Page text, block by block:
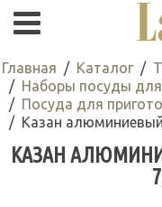
Главная Каталог
Наборы посуды
Посуда для
Казан
КАЗАН